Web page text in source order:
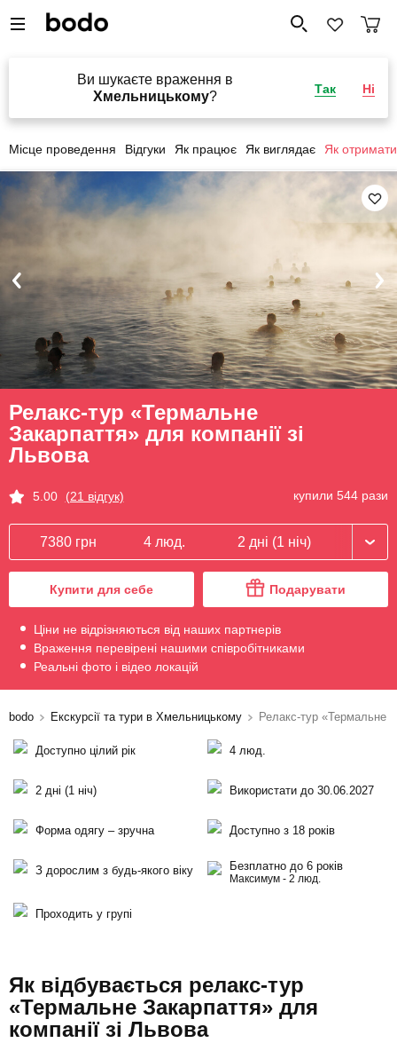
Ви шукаєте враження в
Хмельницькому?
Так Ні
Місце проведення Відгуки Як працює Як виглядає Як отримати
Релакс-тур «Термальне
Закарпаття» для компанії зі
Львова
5.00 (21 відгук) купили 544 рази
7380 грн 4 люд. 2 дні (1 ніч)
Купити для себе Подарувати
Ціни не відрізняються від наших партнерів
Враження перевірені нашими співробітниками
Реальні фото і відео локацій
bodo Екскурсії та тури в Хмельницькому Релакс-тур «Термальне
Доступно цілий рік 4 люд.
2 дні (1 ніч) Використати до 30.06.2027
Форма одягу – зручна Доступно з 18 років
З дорослим з будь-якого віку Безплатно до 6 років
Максимум - 2 люд.
Проходить у групі
Як відбувається релакс-тур
«Термальне Закарпаття» для
компанії зі Львова